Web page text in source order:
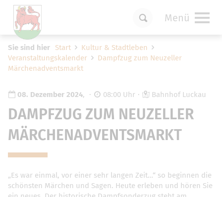
Menü
Sie sind hier Start
Kultur & Stadtleben
Veranstaltungskalender
Dampfzug zum Neuzeller
Märchenadventsmarkt
08. Dezember 2024, 08:00 Uhr Bahnhof Luckau
DAMPFZUG ZUM NEUZELLER
MÄRCHENADVENTSMARKT
„Es war einmal, vor einer sehr langen Zeit…“ so beginnen die
schönsten Märchen und Sagen. Heute erleben und hören Sie
vornehmen zu können wird die Berechtigung
fürfunktionale Cookiesin den Cookie-
Einstellungen benötigt.
Cookie-Einstellungen